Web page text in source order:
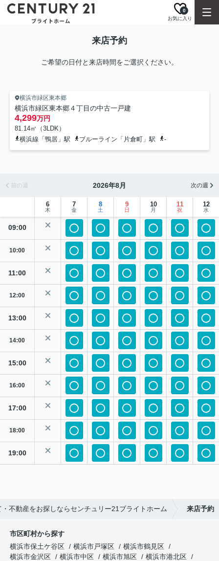
お気に入り
0
来店予約
ご希望の日付と来店時間をご選択ください。
横浜市緑区東本郷
横浜市緑区東本郷４丁目の中古一戸建
4,299万円
81.14㎡（3LDK）
横浜線「鴨居」駅
ブルーライン「片倉町」駅 -
前の週 2026年8月 次の週
6
木
7
金
8
土
9
日
10
月
11
祝
12
水
09:00
10:00
11:00
12:00
13:00
14:00
15:00
16:00
17:00
18:00
19:00
不動産をお探しならセンチュリー21ブライトホーム 来店予約
市区町村から探す
横浜市保土ケ谷区
横浜市戸塚区
横浜市鶴見区
横浜市金沢区
横浜市中区 横浜市旭区
横浜市港北区